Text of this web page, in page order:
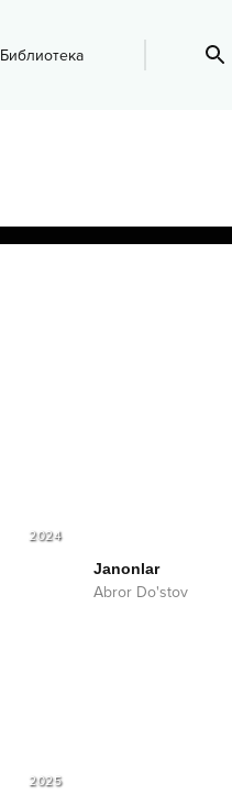
Библиотека
2024
Janonlar
Abror Do'stov
2025